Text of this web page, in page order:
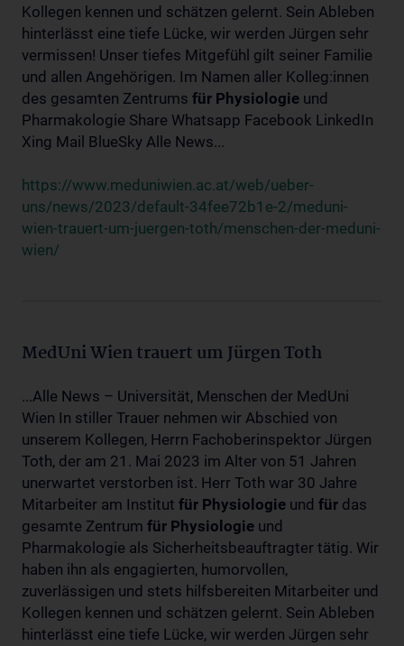
Kollegen kennen und schätzen gelernt. Sein Ableben
hinterlässt eine tiefe Lücke, wir werden Jürgen sehr
vermissen! Unser tiefes Mitgefühl gilt seiner Familie
und allen Angehörigen. Im Namen aller Kolleg:innen
des gesamten Zentrums für Physiologie und
Pharmakologie Share Whatsapp Facebook LinkedIn
Xing Mail BlueSky Alle News...
https://www.meduniwien.ac.at/web/ueber-
uns/news/2023/default-34fee72b1e-2/meduni-
wien-trauert-um-juergen-toth/menschen-der-meduni-
wien/
MedUni Wien trauert um Jürgen Toth
...Alle News – Universität, Menschen der MedUni
Wien In stiller Trauer nehmen wir Abschied von
unserem Kollegen, Herrn Fachoberinspektor Jürgen
Toth, der am 21. Mai 2023 im Alter von 51 Jahren
unerwartet verstorben ist. Herr Toth war 30 Jahre
Mitarbeiter am Institut für Physiologie und für das
gesamte Zentrum für Physiologie und
Pharmakologie als Sicherheitsbeauftragter tätig. Wir
haben ihn als engagierten, humorvollen,
zuverlässigen und stets hilfsbereiten Mitarbeiter und
Kollegen kennen und schätzen gelernt. Sein Ableben
hinterlässt eine tiefe Lücke, wir werden Jürgen sehr